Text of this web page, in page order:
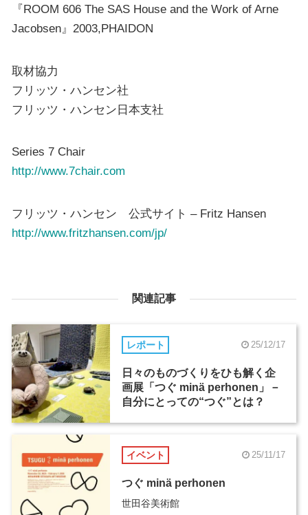
『ROOM 606 The SAS House and the Work of Arne
Jacobsen』2003,PHAIDON
取材協力
フリッツ・ハンセン社
フリッツ・ハンセン日本支社
Series 7 Chair
http://www.7chair.com
フリッツ・ハンセン 公式サイト – Fritz Hansen
http://www.fritzhansen.com/jp/
関連記事
レポート 25/12/17
日々のものづくりをひも解く企
画展「つぐ minä perhonen」－
自分にとっての“つぐ”とは？
イベント 25/11/17
つぐ minä perhonen
世田谷美術館